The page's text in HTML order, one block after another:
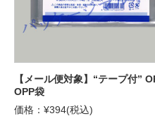
【メール便対象】“テープ付”
OPP袋
価格：¥394(税込)